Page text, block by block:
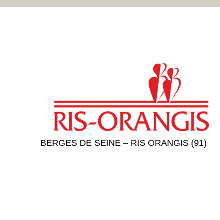
BERGES DE SEINE – RIS ORANGIS (91)